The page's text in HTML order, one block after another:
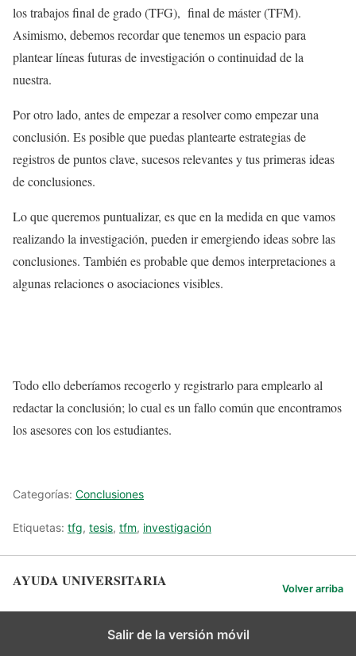
los trabajos final de grado (TFG), final de máster (TFM).
Asimismo, debemos recordar que tenemos un espacio para
plantear líneas futuras de investigación o continuidad de la
nuestra.
Por otro lado, antes de empezar a resolver como empezar una
conclusión. Es posible que puedas plantearte estrategias de
registros de puntos clave, sucesos relevantes y tus primeras ideas
de conclusiones.
Lo que queremos puntualizar, es que en la medida en que vamos
realizando la investigación, pueden ir emergiendo ideas sobre las
conclusiones. También es probable que demos interpretaciones a
algunas relaciones o asociaciones visibles.
Todo ello deberíamos recogerlo y registrarlo para emplearlo al
redactar la conclusión; lo cual es un fallo común que encontramos
los asesores con los estudiantes.
Categorías: Conclusiones
Etiquetas: tfg, tesis, tfm, investigación
AYUDA UNIVERSITARIA Volver arriba
Salir de la versión móvil